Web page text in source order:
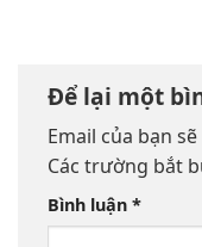
Để lại một
Email của bạn
Các trường bắt
Bình luận *